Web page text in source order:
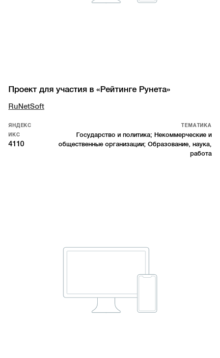
Проект для участия в «Рейтинге Рунета»
RuNetSoft
ЯНДЕКС
ИКС
4110
ТЕМАТИКА
Государство и политика; Некоммерческие и
общественные организации; Образование, наука,
работа